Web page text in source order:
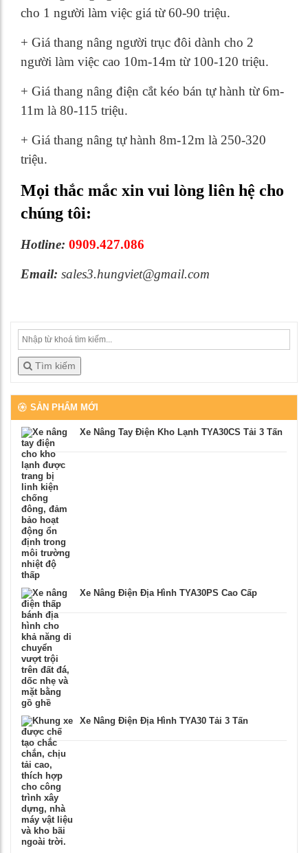
cho 1 người làm việc giá từ 60-90 triệu.
+ Giá thang nâng người trục đôi dành cho 2
người làm việc cao 10m-14m từ 100-120 triệu.
+ Giá thang nâng điện cắt kéo bán tự hành từ 6m-
11m là 80-115 triệu.
+ Giá thang nâng tự hành 8m-12m là 250-320
triệu.
Mọi thắc mắc xin vui lòng liên hệ cho
chúng tôi:
Hotline: 0909.427.086
Email: sales3.hungviet@gmail.com
Tìm kiếm
SẢN PHẨM MỚI
Xe Nâng Tay Điện Kho Lạnh TYA30CS Tải 3 Tấn
Xe Nâng Điện Địa Hình TYA30PS Cao Cấp
Xe Nâng Điện Địa Hình TYA30 Tải 3 Tấn